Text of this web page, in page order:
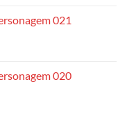
021
020